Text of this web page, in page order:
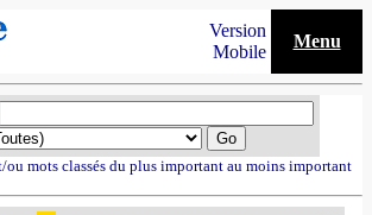
Version
Mobile
Menu
ou mots classés du plus important au moins important